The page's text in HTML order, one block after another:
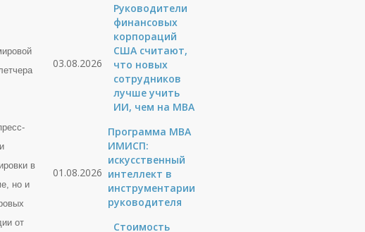
в
но и
от
03.08.2026
Руководители
финансовых
корпораций
США считают,
что новых
сотрудников
лучше учить
ИИ, чем на МВА
01.08.2026
Программа MBA
ИМИСП:
искусственный
интеллект в
инструментарии
руководителя
Стоимость